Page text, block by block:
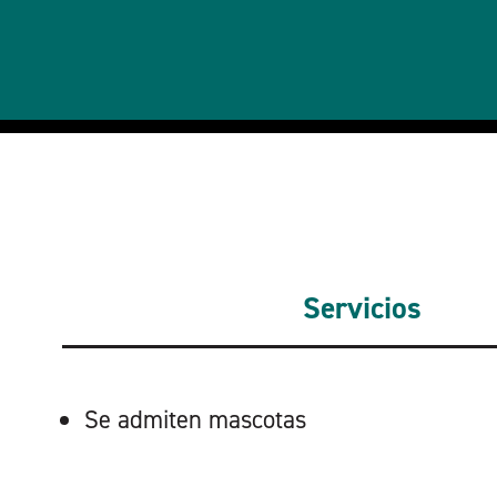
Servicios
SERVICIOS
Se admiten mascotas